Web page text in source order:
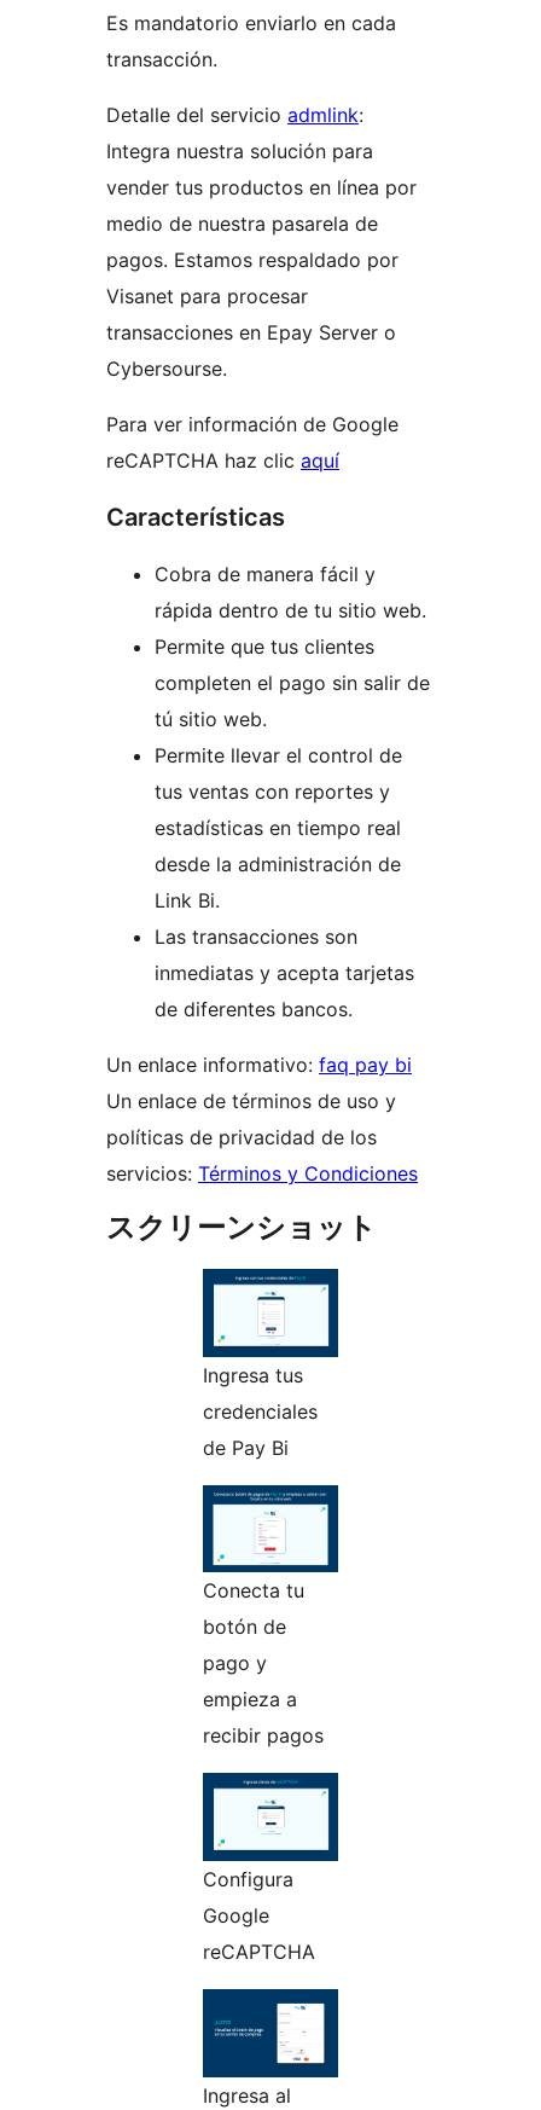
Es mandatorio enviarlo en cada
transacción.
Detalle del servicio admlink:
Integra nuestra solución para
vender tus productos en línea por
medio de nuestra pasarela de
pagos. Estamos respaldado por
Visanet para procesar
transacciones en Epay Server o
Cybersourse.
Para ver información de Google
reCAPTCHA haz clic aquí
Características
Cobra de manera fácil y
rápida dentro de tu sitio web.
Permite que tus clientes
completen el pago sin salir de
tú sitio web.
Permite llevar el control de
tus ventas con reportes y
estadísticas en tiempo real
desde la administración de
Link Bi.
Las transacciones son
inmediatas y acepta tarjetas
de diferentes bancos.
Un enlace informativo: faq pay bi
Un enlace de términos de uso y
políticas de privacidad de los
servicios: Términos y Condiciones
スクリーンショット
Ingresa tus
credenciales
de Pay Bi
Conecta tu
botón de
pago y
empieza a
recibir pagos
Configura
Google
reCAPTCHA
Ingresa al